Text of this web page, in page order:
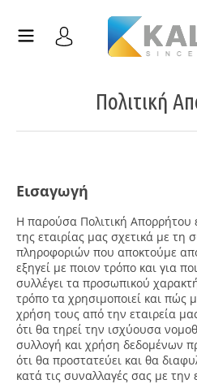
Πολιτική
Εισαγωγή
Η παρούσα Πολιτική Απορρήτου
της εταιρίας μας σχετικά με τη
πληροφοριών που αποκτούμε
εξηγεί με ποιον τρόπο και για
συλλέγει τα προσωπικού
τρόπο τα χρησιμοποιεί και πώς
χρήση τους από την εταιρεία
ότι θα τηρεί την ισχύουσα
συλλογή και χρήση δεδομένων
ότι θα προστατεύει και θα
κατά τις συναλλαγές σας με την